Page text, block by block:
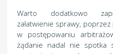
Warto dodatkowo
załatwienie sprawy,
w postępowaniu
żądanie nadal nie spotka